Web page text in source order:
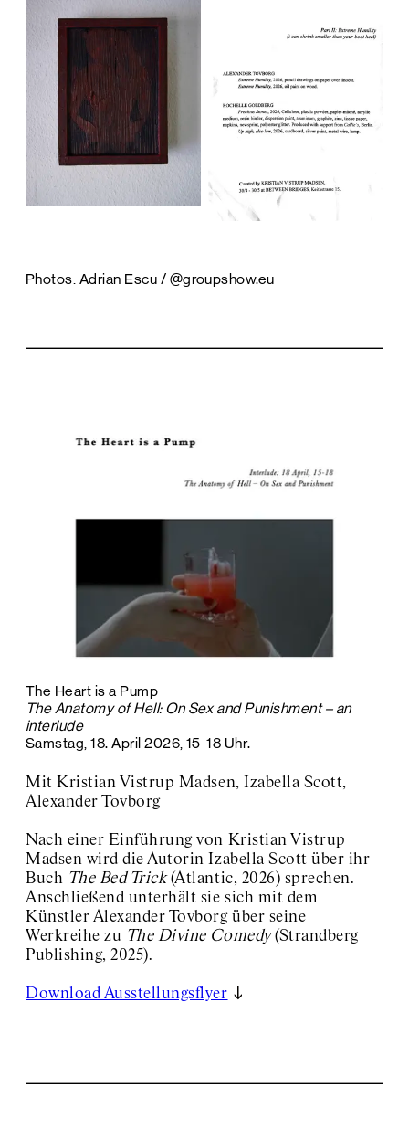
Photos: Adrian Escu / @groupshow.eu
The Heart is a Pump
The Anatomy of Hell: On Sex and Punishment – an
interlude
Samstag, 18. April 2026, 15–18 Uhr.
Mit Kristian Vistrup Madsen, Izabella Scott,
Alexander Tovborg
Nach einer Einführung von Kristian Vistrup
Madsen wird die Autorin Izabella Scott über ihr
Buch The Bed Trick(Atlantic, 2026) sprechen.
Anschließend unterhält sie sich mit dem
Künstler Alexander Tovborg über seine
Werkreihe zu The Divine Comedy(Strandberg
Publishing, 2025).
Download Ausstellungsflyer